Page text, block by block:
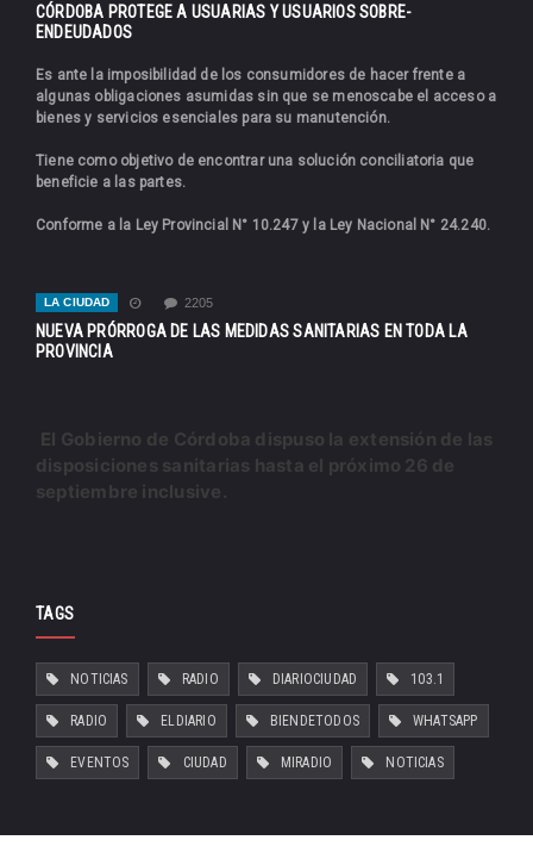
CÓRDOBA PROTEGE A USUARIAS Y USUARIOS SOBRE-
ENDEUDADOS
Es ante la imposibilidad de los consumidores de hacer frente a
algunas obligaciones asumidas sin que se menoscabe el acceso a
bienes y servicios esenciales para su manutención.
Tiene como objetivo de encontrar una solución conciliatoria que
beneficie a las partes.
Conforme a la Ley Provincial N° 10.247 y la Ley Nacional N° 24.240.
LA CIUDAD 2205
NUEVA PRÓRROGA DE LAS MEDIDAS SANITARIAS EN TODA LA
PROVINCIA
El Gobierno de Córdoba dispuso la extensión de las
disposiciones sanitarias hasta el próximo 26 de
septiembre inclusive.
TAGS
NOTICIAS RADIO DIARIOCIUDAD 103.1
RADIO ELDIARIO BIENDETODOS WHATSAPP
EVENTOS CIUDAD MIRADIO NOTICIAS